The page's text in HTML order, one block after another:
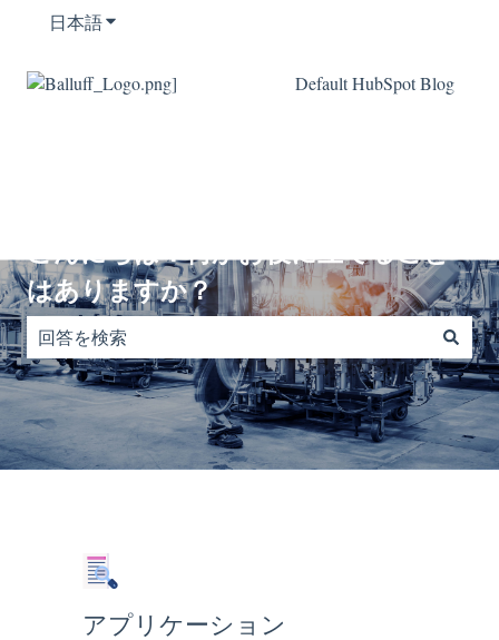
日本語翻訳のサブメニューを表示
Default HubSpot Blog
こんにちは！何かお役に立てること
はありますか？
検索フィールドが空なので、候補はありません。
アプリケーション